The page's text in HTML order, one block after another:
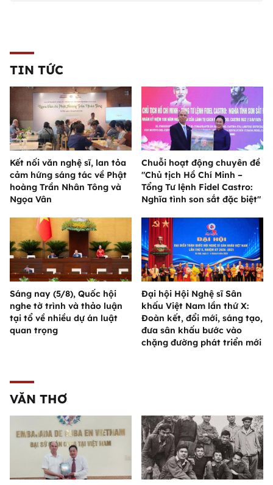
TIN TỨC
Kết nối văn nghệ sĩ, lan tỏa
cảm hứng sáng tác về Phật
hoàng Trần Nhân Tông và
Ngọa Vân
Chuỗi hoạt động chuyên đề
"Chủ tịch Hồ Chí Minh –
Tổng Tư lệnh Fidel Castro:
Nghĩa tình son sắt đặc biệt"
Sáng nay (5/8), Quốc hội
nghe tờ trình và thảo luận
tại tổ về nhiều dự án luật
quan trọng
Đại hội Hội Nghệ sĩ Sân
khấu Việt Nam lần thứ X:
Đoàn kết, đổi mới, sáng tạo,
đưa sân khấu bước vào
chặng đường phát triển mới
VĂN THƠ